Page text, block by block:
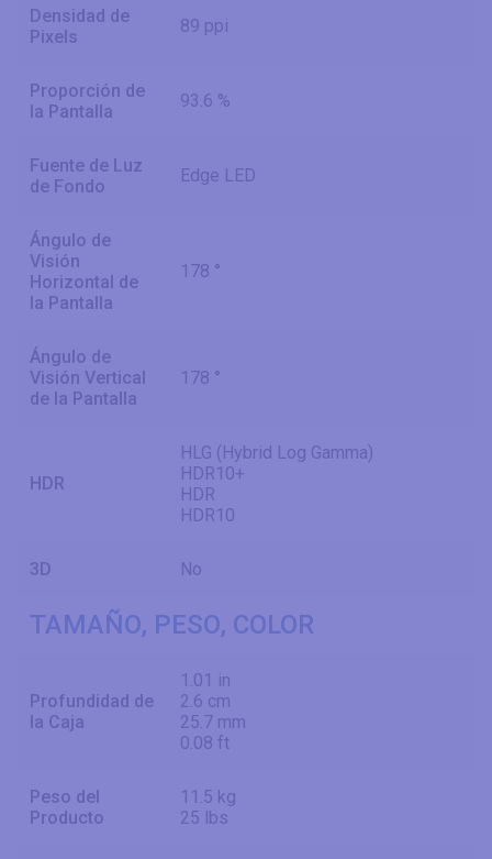
Densidad de
Pixels
89 ppi
Proporción de
la Pantalla
93.6 %
Fuente de Luz
de Fondo
Edge LED
Ángulo de
Visión
Horizontal de
la Pantalla
178 °
Ángulo de
Visión Vertical
de la Pantalla
178 °
HDR
HLG (Hybrid Log Gamma)
HDR10+
HDR
HDR10
3D No
TAMAÑO, PESO, COLOR
Profundidad de
la Caja
1.01 in
2.6 cm
25.7 mm
0.08 ft
Peso del
Producto
11.5 kg
25 lbs